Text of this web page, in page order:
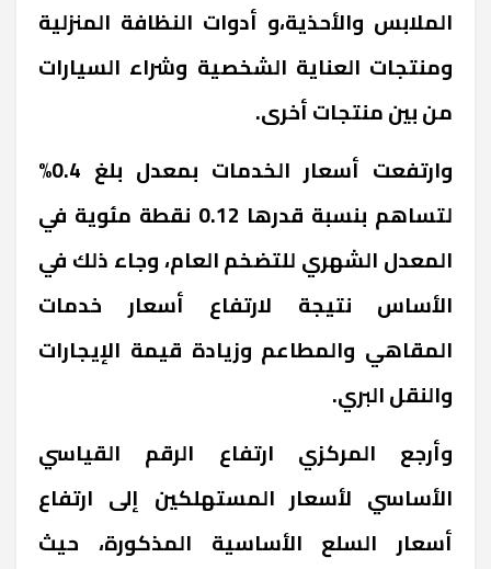
الملابس والأحذية،و أدوات النظافة المنزلية
ومنتجات العناية الشخصية وشراء السيارات
من بين منتجات أخرى.
وارتفعت أسعار الخدمات بمعدل بلغ 0.4%
لتساهم بنسبة قدرها 0.12 نقطة مئوية في
المعدل الشهري للتضخم العام، وجاء ذلك في
الأساس نتيجة لارتفاع أسعار خدمات
المقاهي والمطاعم وزيادة قيمة الإيجارات
والنقل البري.
وأرجع المركزي ارتفاع الرقم القياسي
الأساسي لأسعار المستهلكين إلى ارتفاع
أسعار السلع الأساسية المذكورة، حيث